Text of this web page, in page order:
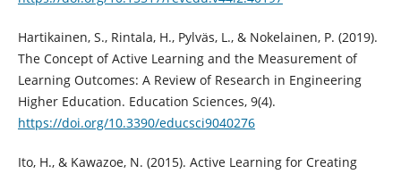
Hartikainen, S., Rintala, H., Pylväs, L., & Nokelainen, P. (2019).
The Concept of Active Learning and the Measurement of
Learning Outcomes: A Review of Research in Engineering
Higher Education. Education Sciences, 9(4).
https://doi.org/10.3390/educsci9040276
Ito, H., & Kawazoe, N. (2015). Active Learning for Creating